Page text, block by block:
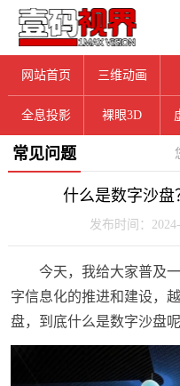
网站首页 三维动画
全息投影 裸眼3D
常见问题
什么是数字沙盘
发布时间：
今天，我给大家普及
字信息化的推进和建设，
盘，到底什么是数字沙盘呢